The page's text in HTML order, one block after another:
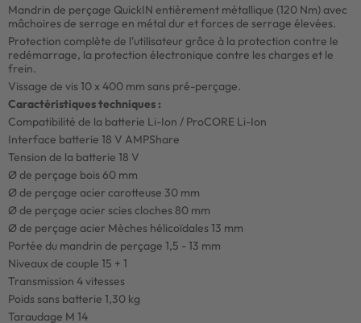
Mandrin de perçage QuickIN entièrement métallique (120 Nm) avec
mâchoires de serrage en métal dur et forces de serrage élevées.
Protection complète de l'utilisateur grâce à la protection contre le
redémarrage, la protection électronique contre les charges et le
frein.
Vissage de vis 10 x 400 mm sans pré-perçage.
Caractéristiques techniques :
Compatibilité de la batterie Li-Ion / ProCORE Li-Ion
Interface batterie 18 V AMPShare
Tension de la batterie 18 V
Ø de perçage bois 60 mm
Ø de perçage acier carotteuse 30 mm
Ø de perçage acier scies cloches 80 mm
Ø de perçage acier Mèches hélicoïdales 13 mm
Portée du mandrin de perçage 1,5 - 13 mm
Niveaux de couple 15 + 1
Transmission 4 vitesses
Poids sans batterie 1,30 kg
Taraudage M 14